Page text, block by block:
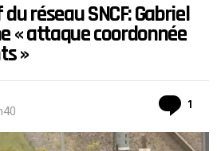
réseau SNCF: Gabriel
« attaque coordonnée
»
1